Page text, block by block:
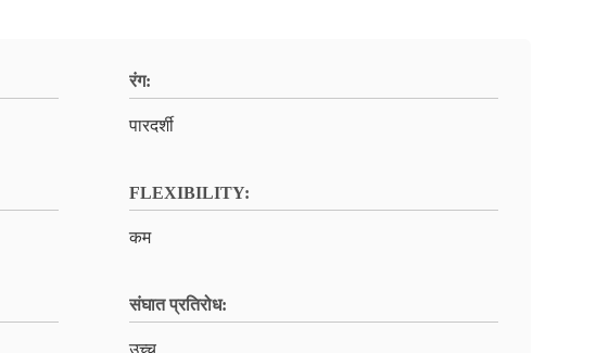
रंग:
पारदर्शी
FLEXIBILITY:
कम
संघात प्रतिरोध:
उच्च